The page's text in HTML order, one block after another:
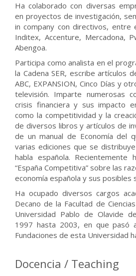
Ha colaborado con diversas
en proyectos de investigación,
in company con directivos, entre
Inditex, Accenture, Mercadona,
Abengoa.
Participa como analista en el
la Cadena SER, escribe artículos
ABC, EXPANSION, Cinco Días y
televisión. Imparte numerosas
crisis financiera y sus impacto
como la competitividad y la
de diversos libros y artículos de
de un manual de Economía del
varias ediciones que se
habla española. Recientemente
“España Competitiva” sobre las
economía española y sus posibles
Ha ocupado diversos cargos
Decano de la Facultad de
Universidad Pablo de Olavide
1997 hasta 2003, en que pasó
Fundaciones de esta Universidad
Docencia / Teaching